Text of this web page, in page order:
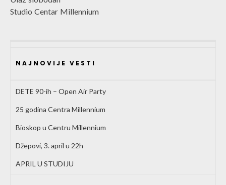
Studio Centar Millennium
NAJNOVIJE VESTI
DETE 90-ih – Open Air Party
25 godina Centra Millennium
Bioskop u Centru Millennium
Džepovi, 3. april u 22h
APRIL U STUDIJU